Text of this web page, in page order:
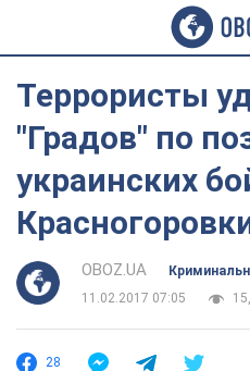
Террористы
"Градов" по
украинских
OBOZ.UA
11.02.2017 07:05
28